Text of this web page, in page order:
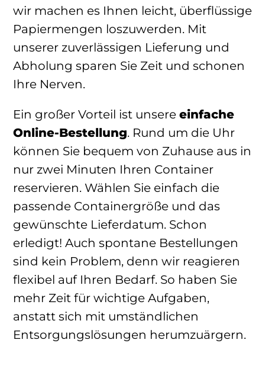
wir machen es Ihnen leicht, überflüssige
Papiermengen loszuwerden. Mit
unserer zuverlässigen Lieferung und
Abholung sparen Sie Zeit und schonen
Ihre Nerven.
Ein großer Vorteil ist unsere einfache
Online-Bestellung. Rund um die Uhr
können Sie bequem von Zuhause aus in
nur zwei Minuten Ihren Container
reservieren. Wählen Sie einfach die
passende Containergröße und das
gewünschte Lieferdatum. Schon
erledigt! Auch spontane Bestellungen
sind kein Problem, denn wir reagieren
flexibel auf Ihren Bedarf. So haben Sie
mehr Zeit für wichtige Aufgaben,
anstatt sich mit umständlichen
Entsorgungslösungen herumzuärgern.